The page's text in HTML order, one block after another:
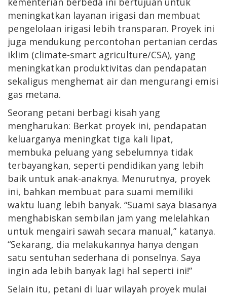
meningkatkan layanan irigasi dan membuat
pengelolaan irigasi lebih transparan. Proyek ini
juga mendukung percontohan pertanian cerdas
iklim (climate-smart agriculture/CSA), yang
meningkatkan produktivitas dan pendapatan
sekaligus menghemat air dan mengurangi emisi
gas metana.
Seorang petani berbagi kisah yang
mengharukan: Berkat proyek ini, pendapatan
keluarganya meningkat tiga kali lipat,
membuka peluang yang sebelumnya tidak
terbayangkan, seperti pendidikan yang lebih
baik untuk anak-anaknya. Menurutnya, proyek
ini, bahkan membuat para suami memiliki
waktu luang lebih banyak. “Suami saya biasanya
menghabiskan sembilan jam yang melelahkan
untuk mengairi sawah secara manual,” katanya.
“Sekarang, dia melakukannya hanya dengan
satu sentuhan sederhana di ponselnya. Saya
ingin ada lebih banyak lagi hal seperti ini!”
Selain itu, petani di luar wilayah proyek mulai